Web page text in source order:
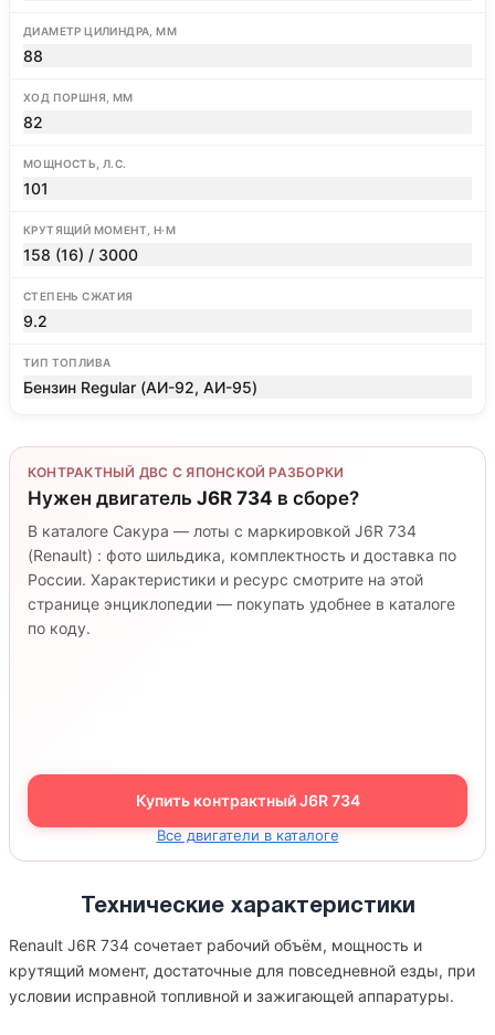
ДИАМЕТР ЦИЛИНДРА, ММ
88
ХОД ПОРШНЯ, ММ
82
МОЩНОСТЬ, Л.С.
101
КРУТЯЩИЙ МОМЕНТ, Н·М
158 (16) / 3000
СТЕПЕНЬ СЖАТИЯ
9.2
ТИП ТОПЛИВА
Бензин Regular (АИ-92, АИ-95)
КОНТРАКТНЫЙ ДВС С ЯПОНСКОЙ РАЗБОРКИ
Нужен двигатель J6R 734 в сборе?
В каталоге Сакура — лоты с маркировкой J6R 734
(Renault) : фото шильдика, комплектность и доставка по
России. Характеристики и ресурс смотрите на этой
странице энциклопедии — покупать удобнее в каталоге
по коду.
Купить контрактный J6R 734
Все двигатели в каталоге
Технические характеристики
Renault J6R 734 сочетает рабочий объём, мощность и
крутящий момент, достаточные для повседневной езды, при
условии исправной топливной и зажигающей аппаратуры.